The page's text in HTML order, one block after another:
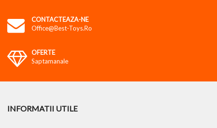
CONTACTEAZA-NE
Office@best-Toys.ro
OFERTE
Saptamanale
INFORMATII UTILE